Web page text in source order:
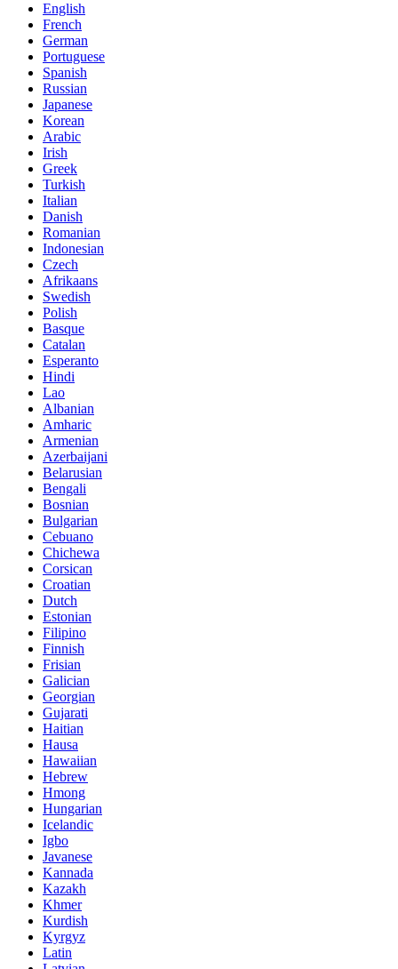
English
French
German
Portuguese
Spanish
Russian
Japanese
Korean
Arabic
Irish
Greek
Turkish
Italian
Danish
Romanian
Indonesian
Czech
Afrikaans
Swedish
Polish
Basque
Catalan
Esperanto
Hindi
Lao
Albanian
Amharic
Armenian
Azerbaijani
Belarusian
Bengali
Bosnian
Bulgarian
Cebuano
Chichewa
Corsican
Croatian
Dutch
Estonian
Filipino
Finnish
Frisian
Galician
Georgian
Gujarati
Haitian
Hausa
Hawaiian
Hebrew
Hmong
Hungarian
Icelandic
Igbo
Javanese
Kannada
Kazakh
Khmer
Kurdish
Kyrgyz
Latin